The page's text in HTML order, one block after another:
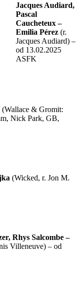
Jacques Audiard,
Pascal
Caucheteux –
Emilia Pérez (r.
Jacques Audiard) –
od 13.02.2025
ASFK
(Wallace & Gromit:
Nick Park, GB,
(Wicked, r. Jon M.
Rhys Salcombe –
Villeneuve) – od